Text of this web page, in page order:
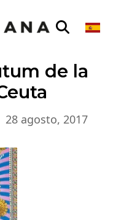
de la
28 agosto, 2017